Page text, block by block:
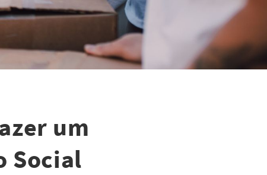
um
Social